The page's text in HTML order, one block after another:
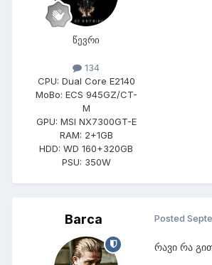
წევრი
134
CPU: Dual Core E2140
MoBo: ECS 945GZ/CT-
M
GPU: MSI NX7300GT-E
RAM: 2+1GB
HDD: WD 160+320GB
PSU: 350W
Barca Posted
რავი რა